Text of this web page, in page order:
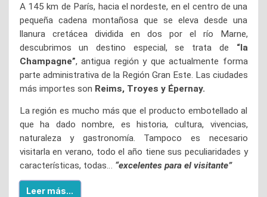
A 145 km de París, hacia el nordeste, en el centro de una
pequeña cadena montañosa que se eleva desde una
llanura cretácea dividida en dos por el río Marne,
descubrimos un destino especial, se trata de “la
Champagne”, antigua región y que actualmente forma
parte administrativa de la Región Gran Este. Las ciudades
más importes son Reims, Troyes y Épernay.
La región es mucho más que el producto embotellado al
que ha dado nombre, es historia, cultura, vivencias,
naturaleza y gastronomía. Tampoco es necesario
visitarla en verano, todo el año tiene sus peculiaridades y
características, todas… “excelentes para el visitante”
Leer más...